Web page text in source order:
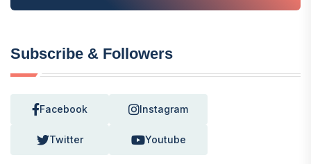
Subscribe & Followers
Facebook Instagram
Twitter Youtube